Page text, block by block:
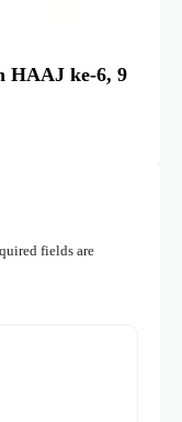
HAAJ ke-6, 9
fields are